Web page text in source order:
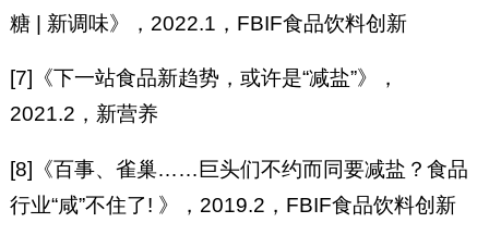
糖 | 新调味》，2022.1，FBIF食品饮料创新
[7]《下一站食品新趋势，或许是“减盐”》，
2021.2，新营养
[8]《百事、雀巢……巨头们不约而同要减盐？食品
行业“咸”不住了! 》，2019.2，FBIF食品饮料创新